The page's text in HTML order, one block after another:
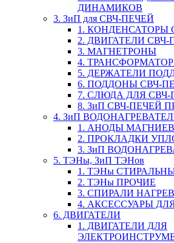
ДИНАМИКОВ
3. ЗиП для СВЧ-ПЕЧЕЙ
1. КОНДЕНСАТОРЫ
2. ДВИГАТЕЛИ СВЧ-
3. МАГНЕТРОНЫ
4.
5. ДЕРЖАТЕЛИ
6. ПОДДОНЫ СВЧ-
7. СЛЮДА ДЛЯ СВЧ-
8. ЗиП СВЧ-ПЕЧЕЙ
4. ЗиП
1. АНОДЫ
2. ПРОКЛАДКИ
3. ЗиП
5. ТЭНы, ЗиП ТЭНов
1. ТЭНы
2. ТЭНы ПРОЧИЕ
3. СПИРАЛИ
4. АКСЕССУАРЫ
6. ДВИГАТЕЛИ
1. ДВИГАТЕЛИ ДЛЯ